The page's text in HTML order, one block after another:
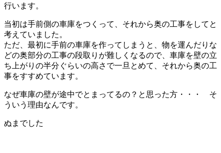
行います。
当初は手前側の車庫をつくって、それから奥の工事をしてと
考えていました。
ただ、最初に手前の車庫を作ってしまうと、物を運んだりな
どの奥部分の工事の段取りが難しくなるので、車庫を壁の立
ち上がりの半分ぐらいの高さで一旦とめて、それから奥の工
事をすすめています。
なぜ車庫の壁が途中でとまってるの？と思った方・・・ そ
ういう理由なんです。
ぬまでした